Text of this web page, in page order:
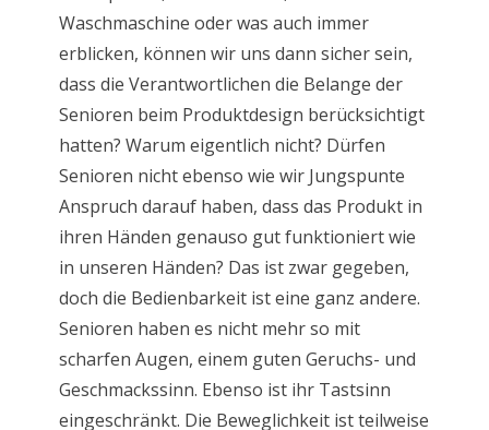
Waschmaschine oder was auch immer
erblicken, können wir uns dann sicher sein,
dass die Verantwortlichen die Belange der
Senioren beim Produktdesign berücksichtigt
hatten? Warum eigentlich nicht? Dürfen
Senioren nicht ebenso wie wir Jungspunte
Anspruch darauf haben, dass das Produkt in
ihren Händen genauso gut funktioniert wie
in unseren Händen? Das ist zwar gegeben,
doch die Bedienbarkeit ist eine ganz andere.
Senioren haben es nicht mehr so mit
scharfen Augen, einem guten Geruchs- und
Geschmackssinn. Ebenso ist ihr Tastsinn
eingeschränkt. Die Beweglichkeit ist teilweise